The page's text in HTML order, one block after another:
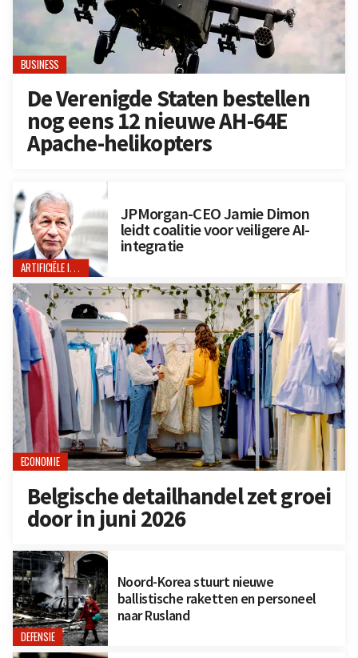
BUSINESS
De Verenigde Staten bestellen
nog eens 12 nieuwe AH-64E
Apache-helikopters
ARTIFICIËLE INTELLIGENTIE
JPMorgan-CEO Jamie Dimon
leidt coalitie voor veiligere AI-
integratie
ECONOMIE
Belgische detailhandel zet groei
door in juni 2026
DEFENSIE
Noord-Korea stuurt nieuwe
ballistische raketten en personeel
naar Rusland